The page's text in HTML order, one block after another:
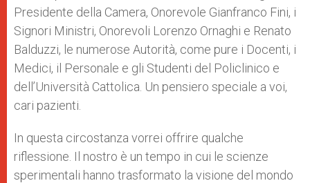
Presidente della Camera, Onorevole Gianfranco Fini, i
Signori Ministri, Onorevoli Lorenzo Ornaghi e Renato
Balduzzi, le numerose Autorità, come pure i Docenti, i
Medici, il Personale e gli Studenti del Policlinico e
dell’Università Cattolica. Un pensiero speciale a voi,
cari pazienti.
In questa circostanza vorrei offrire qualche
riflessione. Il nostro è un tempo in cui le scienze
sperimentali hanno trasformato la visione del mondo